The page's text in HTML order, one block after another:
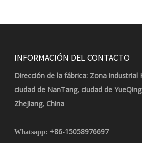
INFORMACIÓN DEL CONTACTO
Dirección de la fábrica: Zona industrial
ciudad de NanTang, ciudad de
ZheJiang, China
Whatsapp: +86-15058976697